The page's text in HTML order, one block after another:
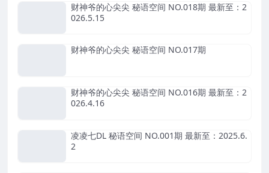
财神爷的心尖尖 秘语空间 NO.018期 最新至：2
026.5.15
财神爷的心尖尖 秘语空间 NO.017期
财神爷的心尖尖 秘语空间 NO.016期 最新至：2
026.4.16
凌凌七DL 秘语空间 NO.001期 最新至：2025.6.
2